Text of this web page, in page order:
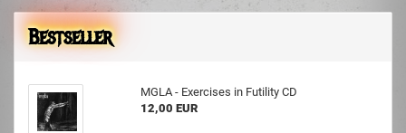
Bestseller
MGLA - Exercises in Futility CD
12,00 EUR